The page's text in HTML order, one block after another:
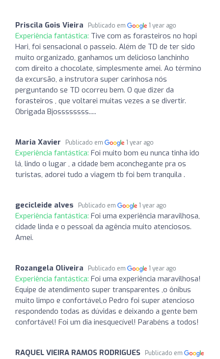
Priscila Gois Vieira Publicado em 1 year ago
Experiência fantástica: Tive com as forasteiros no hopi
Hari, foi sensacional o passeio. Além de TD de ter sido
muito organizado, ganhamos um delicioso lanchinho
com direito a chocolate, simplesmente amei. Ao término
da excursão, a instrutora super carinhosa nós
perguntando se TD ocorreu bem. O que dizer da
forasteiros , que voltarei muitas vezes a se divertir.
Obrigada Bjossssssss.....
Maria Xavier Publicado em 1 year ago
Experiência fantástica: Foi muito bom eu nunca tinha ido
lá, lindo o lugar , a cidade bem aconchegante pra os
turistas, adorei tudo a viagem tb foi bem tranquila .
gecicleide alves Publicado em 1 year ago
Experiência fantástica: Foi uma experiência maravilhosa,
cidade linda e o pessoal da agência muito atenciosos.
Amei.
Rozangela Oliveira Publicado em 1 year ago
Experiência fantástica: Foi uma experiência maravilhosa!
Equipe de atendimento super transparentes ,o ônibus
muito limpo e confortável,o Pedro foi super atencioso
respondendo todas as dúvidas e deixando a gente bem
confortável! Foi um dia inesquecível! Parabéns a todos!
RAQUEL VIEIRA RAMOS RODRIGUES
Publicado em